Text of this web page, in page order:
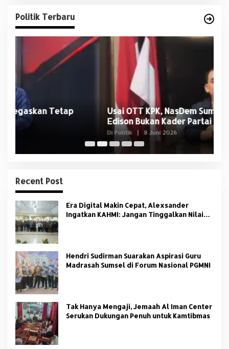
Politik Terbaru
Usai OTT KPK, NasDem Sumsel Tegaskan
Edison Bukan Kader Partai
Recent Post
Era Digital Makin Cepat, Alexsander
Ingatkan KAHMI: Jangan Tinggalkan Nilai
Hendri Sudirman Suarakan Aspirasi Guru
Madrasah Sumsel di Forum Nasional PGMNI
Tak Hanya Mengaji, Jemaah Al Iman Center
Serukan Dukungan Penuh untuk Kamtibmas